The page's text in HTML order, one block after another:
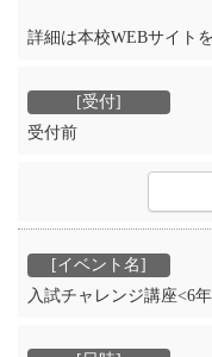
詳細は本校WEBサイト
受付前
入試チャレンジ講座<6